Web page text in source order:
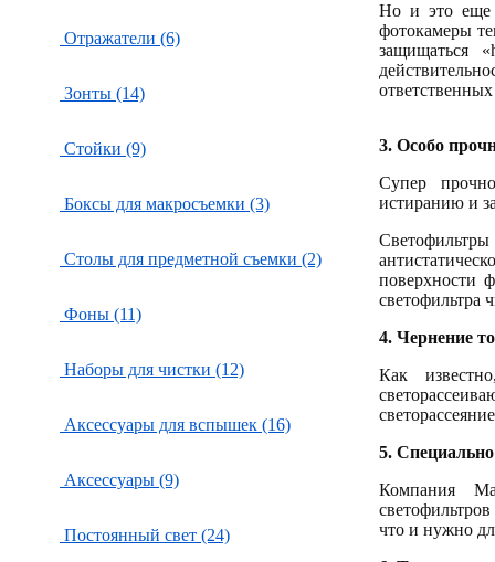
Отражатели (6)
Зонты (14)
Стойки (9)
Боксы для макросъемки (3)
Столы для предметной съемки (2)
Фоны (11)
Наборы для чистки (12)
Аксессуары для вспышек (16)
Аксессуары (9)
Постоянный свет (24)
Но и это еще
фотокамеры
защищаться
3. Особо
Супер
истиранию и
поверхности
светофильтра
4. Чернение
Как
5. Специально
Компания
что и нужно